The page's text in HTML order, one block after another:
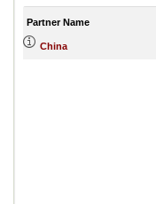
Partner Name
China